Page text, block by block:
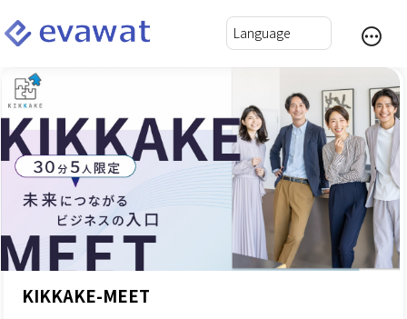
KIKKAKE-MEET